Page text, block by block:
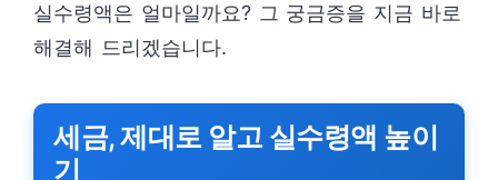
실수령액은 얼마일까요? 그 궁금증을 지금 바로
해결해 드리겠습니다.
세금, 제대로 알고 실수령액 높이
기